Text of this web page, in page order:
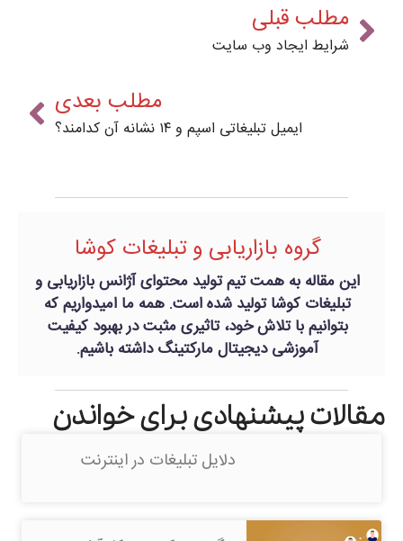
مطلب قبلی
شرایط ایجاد وب سایت
مطلب بعدی
ایمیل تبلیغاتی اسپم و ۱۴ نشانه آن کدامند؟
گروه بازاریابی و تبلیغات کوشا
این مقاله به همت تیم تولید محتوای آژانس بازاریابی و
تبلیغات کوشا تولید شده است. همه ما امیدواریم که
بتوانیم با تلاش خود، تاثیری مثبت در بهبود کیفیت
آموزشی دیجیتال مارکتینگ داشته باشیم.
مقالات پیشنهادی برای خواندن
دلایل تبلیغات در اینترنت